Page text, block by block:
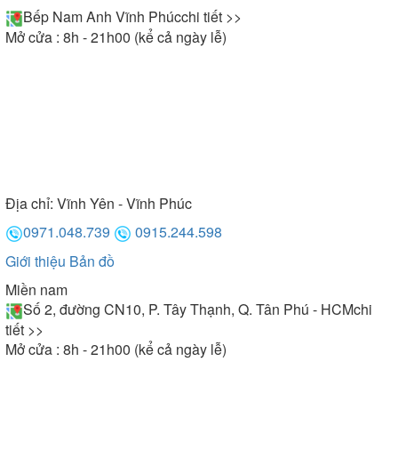
Bếp Nam Anh Vĩnh Phúcchi tiết >>
Mở cửa : 8h - 21h00 (kể cả ngày lễ)
Địa chỉ: Vĩnh Yên - Vĩnh Phúc
0971.048.739
0915.244.598
Giới thiệu Bản đồ
Miền nam
Số 2, đường CN10, P. Tây Thạnh, Q. Tân Phú - HCMchi
tiết >>
Mở cửa : 8h - 21h00 (kể cả ngày lễ)